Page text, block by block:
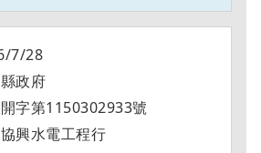
7/28
政府
字第1150302933號
興水電工程行